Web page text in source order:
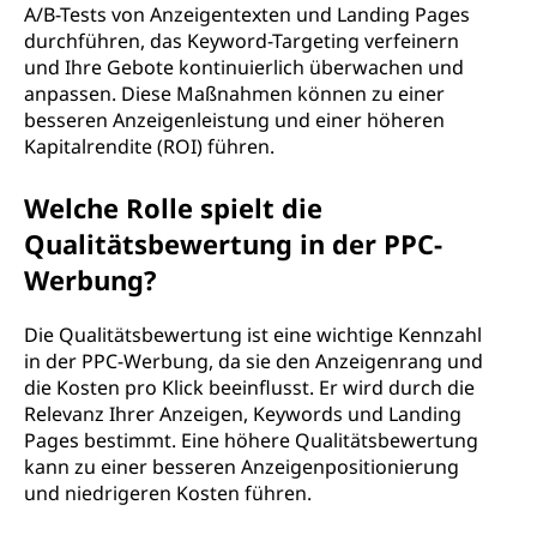
A/B-Tests von Anzeigentexten und Landing Pages
durchführen, das Keyword-Targeting verfeinern
und Ihre Gebote kontinuierlich überwachen und
anpassen. Diese Maßnahmen können zu einer
besseren Anzeigenleistung und einer höheren
Kapitalrendite (ROI) führen.
Welche Rolle spielt die
Qualitätsbewertung in der PPC-
Werbung?
Die Qualitätsbewertung ist eine wichtige Kennzahl
in der PPC-Werbung, da sie den Anzeigenrang und
die Kosten pro Klick beeinflusst. Er wird durch die
Relevanz Ihrer Anzeigen, Keywords und Landing
Pages bestimmt. Eine höhere Qualitätsbewertung
kann zu einer besseren Anzeigenpositionierung
und niedrigeren Kosten führen.